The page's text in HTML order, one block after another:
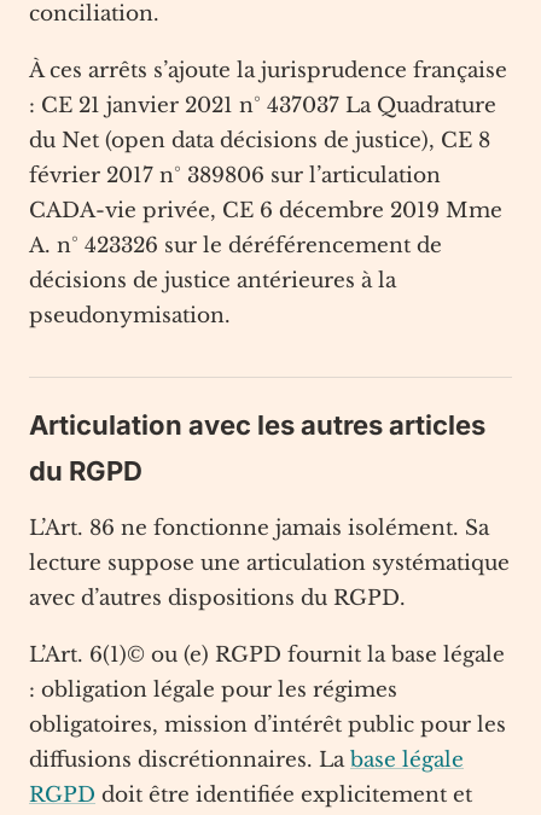
conciliation.
À ces arrêts s’ajoute la jurisprudence française
: CE 21 janvier 2021 n° 437037 La Quadrature
du Net (open data décisions de justice), CE 8
février 2017 n° 389806 sur l’articulation
CADA-vie privée, CE 6 décembre 2019 Mme
A. n° 423326 sur le déréférencement de
décisions de justice antérieures à la
pseudonymisation.
Articulation avec les autres articles
du RGPD
L’Art. 86 ne fonctionne jamais isolément. Sa
lecture suppose une articulation systématique
avec d’autres dispositions du RGPD.
L’Art. 6(1)© ou (e) RGPD fournit la base légale
: obligation légale pour les régimes
obligatoires, mission d’intérêt public pour les
diffusions discrétionnaires. La base légale
RGPD doit être identifiée explicitement et